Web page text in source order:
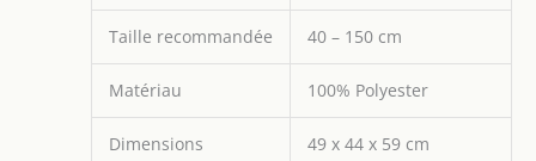
Taille recommandée 40 – 150 cm
Matériau 100% Polyester
Dimensions 49 x 44 x 59 cm